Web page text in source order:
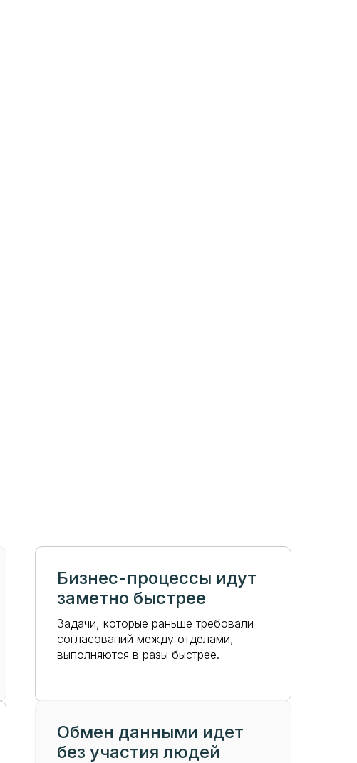
Бизнес-процессы идут
заметно быстрее
Задачи, которые раньше требовали
согласований между отделами,
выполняются в разы быстрее.
Обмен данными идет
без участия людей